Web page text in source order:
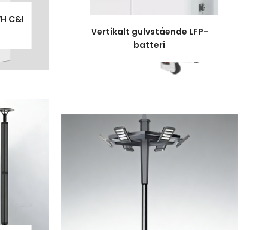
C&I
Vertikalt gulvstående LFP-
batteri